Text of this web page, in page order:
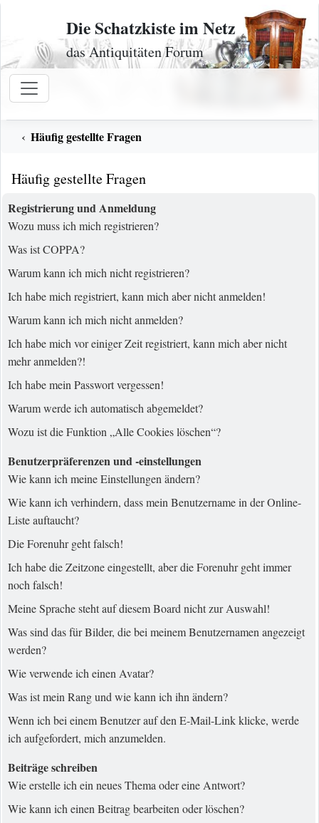
Zum Inhalt
Die Schatzkiste im Netz
das Antiquitäten Forum
Häufig gestellte Fragen
Häufig gestellte Fragen
Registrierung und Anmeldung
Wozu muss ich mich registrieren?
Was ist COPPA?
Warum kann ich mich nicht registrieren?
Ich habe mich registriert, kann mich aber nicht anmelden!
Warum kann ich mich nicht anmelden?
Ich habe mich vor einiger Zeit registriert, kann mich aber nicht
mehr anmelden?!
Ich habe mein Passwort vergessen!
Warum werde ich automatisch abgemeldet?
Wozu ist die Funktion „Alle Cookies löschen“?
Benutzerpräferenzen und -einstellungen
Wie kann ich meine Einstellungen ändern?
Wie kann ich verhindern, dass mein Benutzername in der Online-
Liste auftaucht?
Die Forenuhr geht falsch!
Ich habe die Zeitzone eingestellt, aber die Forenuhr geht immer
noch falsch!
Meine Sprache steht auf diesem Board nicht zur Auswahl!
Was sind das für Bilder, die bei meinem Benutzernamen angezeigt
werden?
Wie verwende ich einen Avatar?
Was ist mein Rang und wie kann ich ihn ändern?
Wenn ich bei einem Benutzer auf den E-Mail-Link klicke, werde
ich aufgefordert, mich anzumelden.
Beiträge schreiben
Wie erstelle ich ein neues Thema oder eine Antwort?
Wie kann ich einen Beitrag bearbeiten oder löschen?